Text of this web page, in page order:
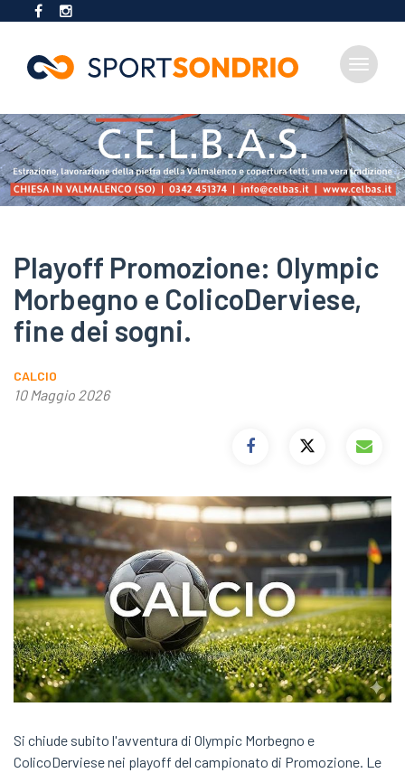
al
contenuto
principale
Toggle
Playoff Promozione: Olympic
Morbegno e ColicoDerviese,
fine dei sogni.
CALCIO
10 Maggio 2026
Si chiude subito l'avventura di Olympic Morbegno e
ColicoDerviese nei playoff del campionato di Promozione. Le